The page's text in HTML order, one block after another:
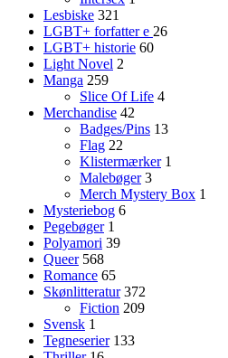
Lesbiske 321
LGBT+ forfattere 26
LGBT+ historie 60
Light Novel 2
Manga 259
Slice Of Life 4
Merchandise 42
Badges/Pins 13
Flag 22
Klistermærker 1
Malebøger 3
Merch Mystery Box 1
Mysteriebog 6
Pegebøger 1
Polyamori 39
Queer 568
Romance 65
Skønlitteratur 372
Fiction 209
Svensk 1
Tegneserier 133